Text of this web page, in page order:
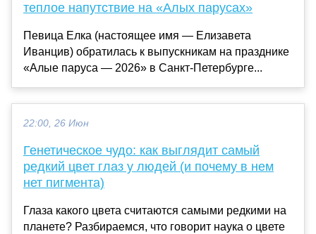
теплое напутствие на «Алых парусах»
Певица Елка (настоящее имя — Елизавета
Иванцив) обратилась к выпускникам на празднике
«Алые паруса — 2026» в Санкт-Петербурге...
22:00, 26 Июн
Генетическое чудо: как выглядит самый
редкий цвет глаз у людей (и почему в нем
нет пигмента)
Глаза какого цвета считаются самыми редкими на
планете? Разбираемся, что говорит наука о цвете